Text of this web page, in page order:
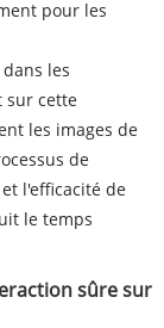
pour les
les
sur cette
les images de
de
l'efficacité de
le temps
sûre sur